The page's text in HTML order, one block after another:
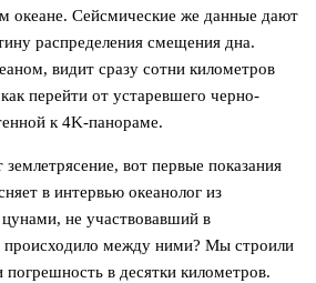
океане. Сейсмические же данные дают
распределения смещения дна.
видит сразу сотни километров
перейти от устаревшего черно-
к 4K-панораме.
вот первые показания
в интервью океанолог из
не участвовавший в
между ними? Мы строили
в десятки километров.